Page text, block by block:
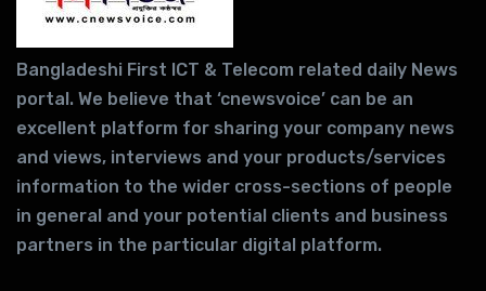
Bangladeshi First ICT & Telecom related daily News
portal. We believe that ‘cnewsvoice’ can be an
excellent platform for sharing your company news
and views, interviews and your products/services
information to the wider cross-sections of people
in general and your potential clients and business
partners in the particular digital platform.